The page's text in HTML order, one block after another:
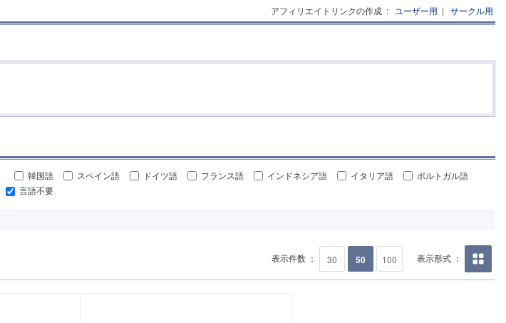
アフィリエイトリンクの作成 : ユーザー用 | サークル用
韓国語 スペイン語 ドイツ語 フランス語 インドネシア語 イタリア語
ポルトガル語
言語不要
表示形式 ：
画像の
30 50 100
表示件数 ：